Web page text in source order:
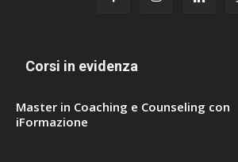
Corsi in evidenza
Master in Coaching e Counseling con
iFormazione